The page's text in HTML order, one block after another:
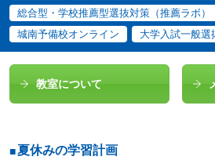
総合型・学校推薦型選抜対策（推薦ラボ）
城南予備校オンライン
大学入試一般選
教室について
夏休みの学習計画